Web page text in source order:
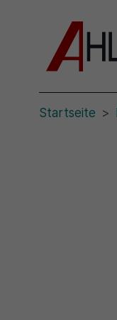
Startseite